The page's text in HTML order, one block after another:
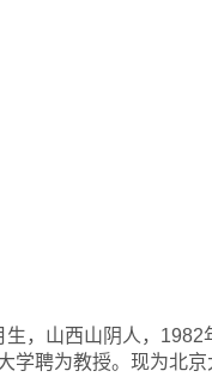
，山西山阴人，
学聘为教授。现为北